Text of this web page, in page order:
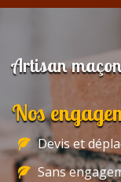
Artisan
Nos
Devis et
Sans